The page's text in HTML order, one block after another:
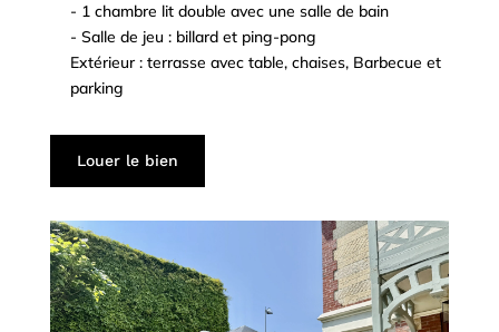
- 1 chambre lit double avec une salle de bain
- Salle de jeu : billard et ping-pong
Extérieur : terrasse avec table, chaises, Barbecue et
parking
Louer le bien